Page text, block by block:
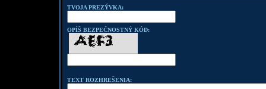
TVOJA PREZÝVKA:
OPÍŠ BEZPEČNOSTNÝ KÓD:
TEXT ROZHREŠENIA: